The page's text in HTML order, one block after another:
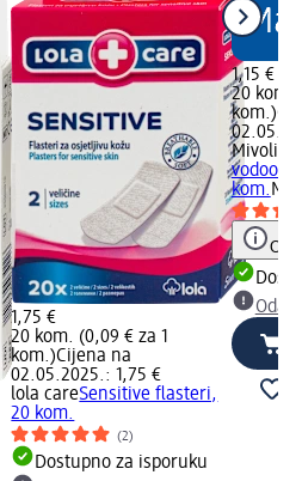
1,75 €
20 kom. (0,09 € za 1
kom.)Cijena na
02.05.2025.: 1,75 €
lola careSensitive flasteri,
20 kom.
(2)
Dostupno za isporuku
1,15 €
20 kom.
kom.)
Mivolis
kom.